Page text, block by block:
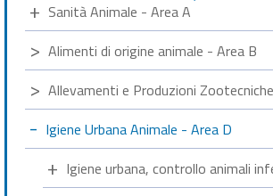
Sanità Animale - Area A
Alimenti di origine animale - Area B
Allevamenti e Produzioni
Igiene Urbana Animale - Area D
Igiene urbana, controllo animali